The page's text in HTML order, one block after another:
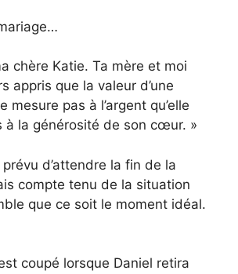
chère Katie. Ta mère et moi
appris que la valeur d’une
mesure pas à l’argent qu’elle
à la générosité de son cœur. »
d’attendre la fin de la
compte tenu de la situation
que ce soit le moment idéal.
coupé lorsque Daniel retira